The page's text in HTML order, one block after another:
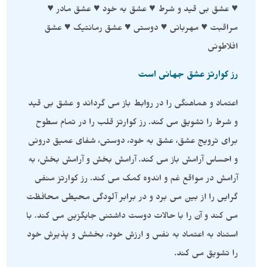
♥ عشق بی قید و شرط ♥ عشق به خود ♥ عشق مادر ♥
مراقبت ♥ مهربانی ♥ دوستی ♥ عشق رمانتیک ♥ عشق
افلاطونی
رز کوارتز عشق جهانی است
اعتماد و هماهنگی را در روابط باز می گرداند و عشق بی قید
و شرط را تشویق می کند. رز کوارتز قلب را در تمام سطوح
برای ترویج عشق، عشق به خود، دوستی، شفای عمیق درونی
و احساس آرامش باز می کند. آرامش بخش و آرامش بخش، به
آرامش در مواقع غم و اندوه کمک می کند. رز کوارتز منفی
گرایی را از بین می برد و در برابر آلودگی محیطی محافظت
می کند و آن را با حالات دوست داشتنی جایگزین می کند. با
استناد به اعتماد به نفس و ارزش خود، بخشش و پذیرش خود
را تشویق می کند.